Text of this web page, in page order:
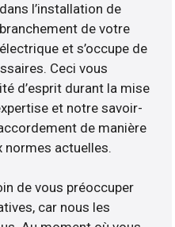
l’installation de
de votre
et s’occupe de
Ceci vous
d’esprit durant la mise
et notre savoir-
de manière
normes actuelles.
de vous préoccuper
car nous les